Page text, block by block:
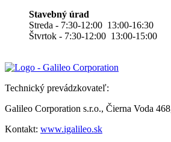
Stavebný úrad
Streda - 7:30-12:00 13:00-16:30
Štvrtok - 7:30-12:00 13:00-15:00
Technický prevádzkovateľ:
Galileo Corporation s.r.o., Čierna Voda
Kontakt: www.igalileo.sk